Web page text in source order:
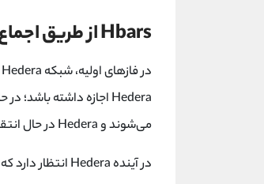
Hbars از طریق اجماع سکه و اثبات سهام از شبکه محافظت می‌کند
می‌شوند و Hedera در حال انتقال عملیات کامل گره‌ها به اعضای شورا است.